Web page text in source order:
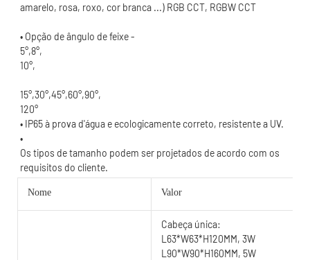
120°
Os tipos de tamanho podem ser projetados de acordo com os
Nome Valor
Cabeça única:
L63*W63*H120MM, 3W
L90*W90*H160MM, 5W